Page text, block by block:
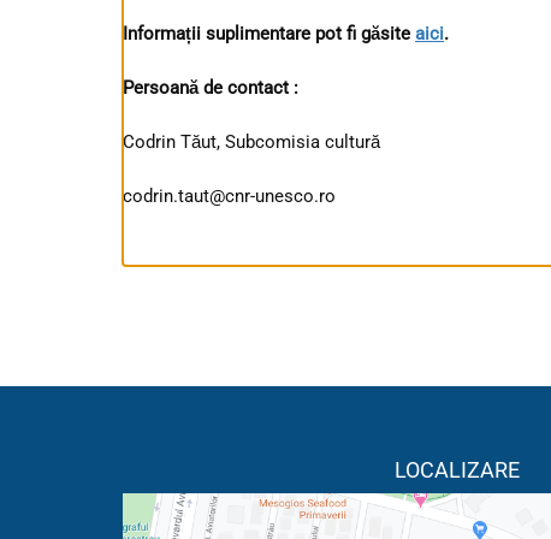
Informații suplimentare pot fi găsite aici.
Persoană de contact :
Codrin Tăut, Subcomisia cultură
codrin.taut@cnr-unesco.ro
LOCALIZARE